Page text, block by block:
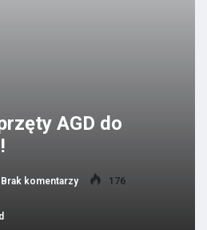
AGD do
Brak komentarzy 176